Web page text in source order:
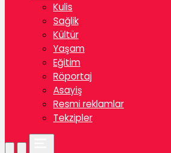
Kulis
Sağlik
Kültür
Yaşam
Eğitim
Röportaj
Asayiş
Resmi reklamlar
Tekzipler